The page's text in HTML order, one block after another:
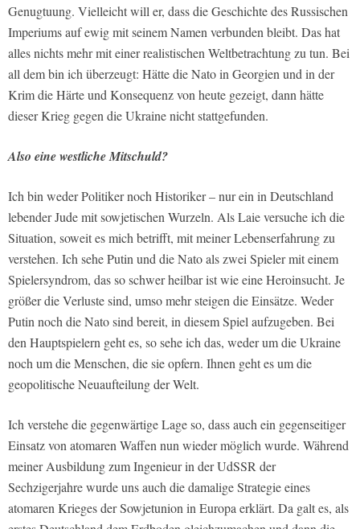
Genugtuung. Vielleicht will er, dass die Geschichte des Russischen
Imperiums auf ewig mit seinem Namen verbunden bleibt. Das hat
alles nichts mehr mit einer realistischen Weltbetrachtung zu tun. Bei
all dem bin ich überzeugt: Hätte die Nato in Georgien und in der
Krim die Härte und Konsequenz von heute gezeigt, dann hätte
dieser Krieg gegen die Ukraine nicht stattgefunden.
Also eine westliche Mitschuld?
Ich bin weder Politiker noch Historiker – nur ein in Deutschland
lebender Jude mit sowjetischen Wurzeln. Als Laie versuche ich die
Situation, soweit es mich betrifft, mit meiner Lebenserfahrung zu
verstehen. Ich sehe Putin und die Nato als zwei Spieler mit einem
Spielersyndrom, das so schwer heilbar ist wie eine Heroinsucht. Je
größer die Verluste sind, umso mehr steigen die Einsätze. Weder
Putin noch die Nato sind bereit, in diesem Spiel aufzugeben. Bei
den Hauptspielern geht es, so sehe ich das, weder um die Ukraine
noch um die Menschen, die sie opfern. Ihnen geht es um die
geopolitische Neuaufteilung der Welt.
Ich verstehe die gegenwärtige Lage so, dass auch ein gegenseitiger
Einsatz von atomaren Waffen nun wieder möglich wurde. Während
meiner Ausbildung zum Ingenieur in der UdSSR der
Sechzigerjahre wurde uns auch die damalige Strategie eines
atomaren Krieges der Sowjetunion in Europa erklärt. Da galt es, als